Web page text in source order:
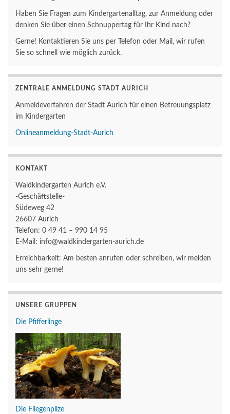
Haben Sie Fragen zum Kindergartenalltag, zur Anmeldung oder
denken Sie über einen Schnuppertag für Ihr Kind nach?
Gerne! Kontaktieren Sie uns per Telefon oder Mail, wir rufen
Sie so schnell wie möglich zurück.
ZENTRALE ANMELDUNG STADT AURICH
Anmeldeverfahren der Stadt Aurich für einen Betreuungsplatz
im Kindergarten
Onlineanmeldung-Stadt-Aurich
KONTAKT
Waldkindergarten Aurich e.V.
-Geschäftstelle-
Südeweg 42
26607 Aurich
Telefon: 0 49 41 – 990 14 95
E-Mail: info@waldkindergarten-aurich.de
Erreichbarkeit: Am besten anrufen oder schreiben, wir melden
uns sehr gerne!
UNSERE GRUPPEN
Die Pfifferlinge
Die Fliegenpilze